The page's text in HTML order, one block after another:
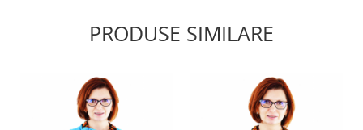
PRODUSE SIMILARE